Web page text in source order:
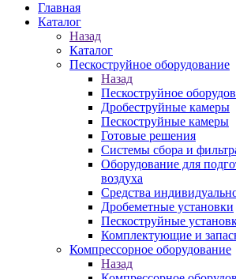
Главная
Каталог
Назад
Каталог
Пескоструйное оборудование
Назад
Пескоструйное
Дробеструйные камеры
Пескоструйные камеры
Готовые решения
Системы сбора и
Оборудование для
воздуха
Средства
Дробеметные установки
Пескоструйные
Комплектующие и
Компрессорное оборудование
Назад